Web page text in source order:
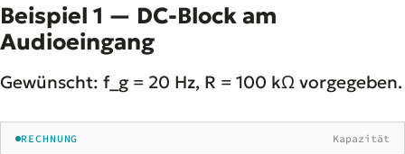
Beispiel 1 — DC-Block am
Audioeingang
Gewünscht: f_g = 20 Hz, R = 100 kΩ vorgegeben.
RECHNUNG Kapazität